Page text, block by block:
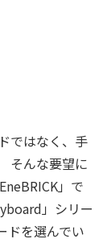
ではなく、手
そんな要望に
」で
」シリー
ドを選んでい